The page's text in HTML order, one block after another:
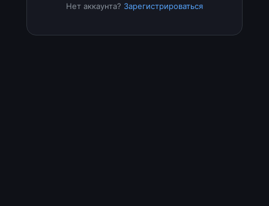
Нет аккаунта? Зарегистрироваться